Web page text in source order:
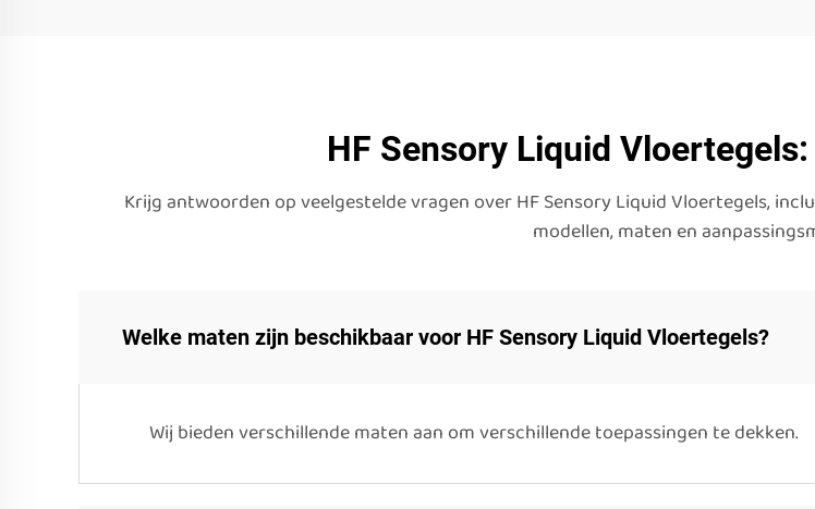
HF Sensory Liquid
Krijg antwoorden op veelgestelde vragen over HF Sensory Liquid Vloertegels,
modellen, maten en
Welke maten zijn beschikbaar voor HF Sensory Liquid Vloertegels?
Wij bieden verschillende maten aan om verschillende toepassingen te dekken.